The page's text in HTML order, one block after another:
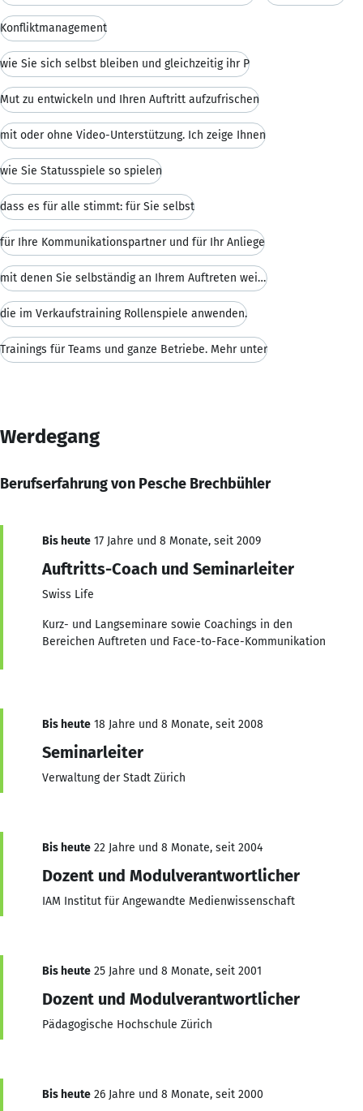
Konfliktmanagement
wie Sie sich selbst bleiben und gleichzeitig ihr P
Mut zu entwickeln und Ihren Auftritt aufzufrischen
mit oder ohne Video-Unterstützung. Ich zeige Ihnen
wie Sie Statusspiele so spielen
dass es für alle stimmt: für Sie selbst
für Ihre Kommunikationspartner und für Ihr Anliege
mit denen Sie selbständig an Ihrem Auftreten weite
die im Verkaufstraining Rollenspiele anwenden.
Trainings für Teams und ganze Betriebe. Mehr unter
Werdegang
Berufserfahrung von Pesche Brechbühler
Bis heute 17 Jahre und 8 Monate, seit 2009
Auftritts-Coach und Seminarleiter
Swiss Life
Kurz- und Langseminare sowie Coachings in den
Bereichen Auftreten und Face-to-Face-Kommunikation
Bis heute 18 Jahre und 8 Monate, seit 2008
Seminarleiter
Verwaltung der Stadt Zürich
Bis heute 22 Jahre und 8 Monate, seit 2004
Dozent und Modulverantwortlicher
IAM Institut für Angewandte Medienwissenschaft
Bis heute 25 Jahre und 8 Monate, seit 2001
Dozent und Modulverantwortlicher
Pädagogische Hochschule Zürich
Bis heute 26 Jahre und 8 Monate, seit 2000